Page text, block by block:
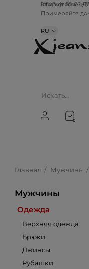
info@xjeans.eu
Заказ от 20 €?
RU
0
Главная Мужчины
Мужчины
Одежда
Верхняя одежда
Брюки
Джинсы
Рубашки